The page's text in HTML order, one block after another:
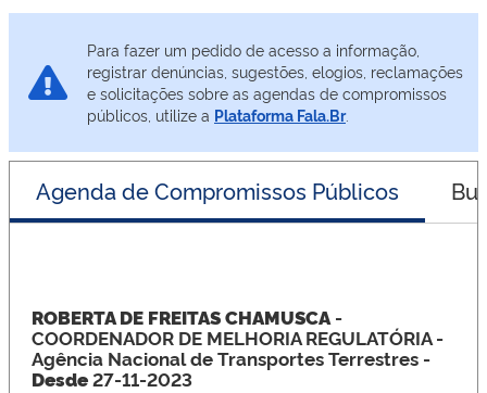
Para fazer um pedido de acesso a informação,
registrar denúncias, sugestões, elogios, reclamações
e solicitações sobre as agendas de compromissos
públicos, utilize a Plataforma Fala.Br.
Agenda de Compromissos Públicos
ROBERTA DE FREITAS CHAMUSCA -
COORDENADOR DE MELHORIA REGULATÓRIA-
Agência Nacional de Transportes Terrestres -
Desde27-11-2023